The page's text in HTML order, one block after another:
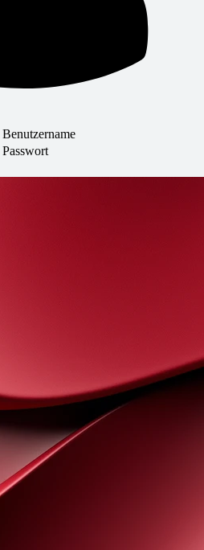
Benutzername
Passwort